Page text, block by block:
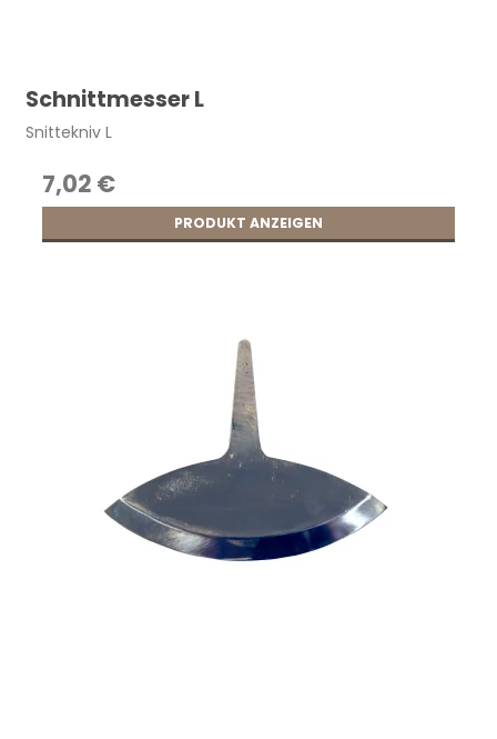
Schnittmesser L
Snittekniv L
7,02 €
PRODUKT ANZEIGEN